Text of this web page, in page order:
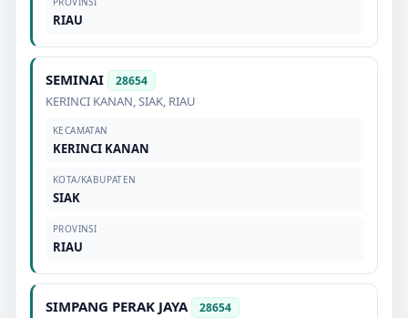
RIAU
SEMINAI 28654
KERINCI KANAN,SIAK, RIAU
KECAMATAN
KERINCI KANAN
KOTA/KABUPATEN
SIAK
PROVINSI
RIAU
SIMPANG PERAK JAYA 28654